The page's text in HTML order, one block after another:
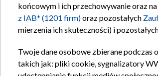
końcowym i ich przechowywanie oraz
z IAB* (1201 firm)oraz pozostałych
mierzenia ich skuteczności) i
Twoje dane osobowe zbierane podczas
takich jak: pliki cookie, sygnalizatory